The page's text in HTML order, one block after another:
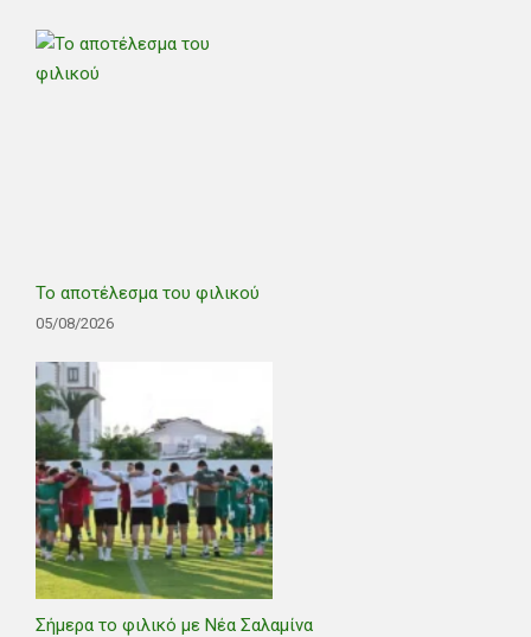
Το αποτέλεσμα του φιλικού
05/08/2026
Σήμερα το φιλικό με Νέα Σαλαμίνα